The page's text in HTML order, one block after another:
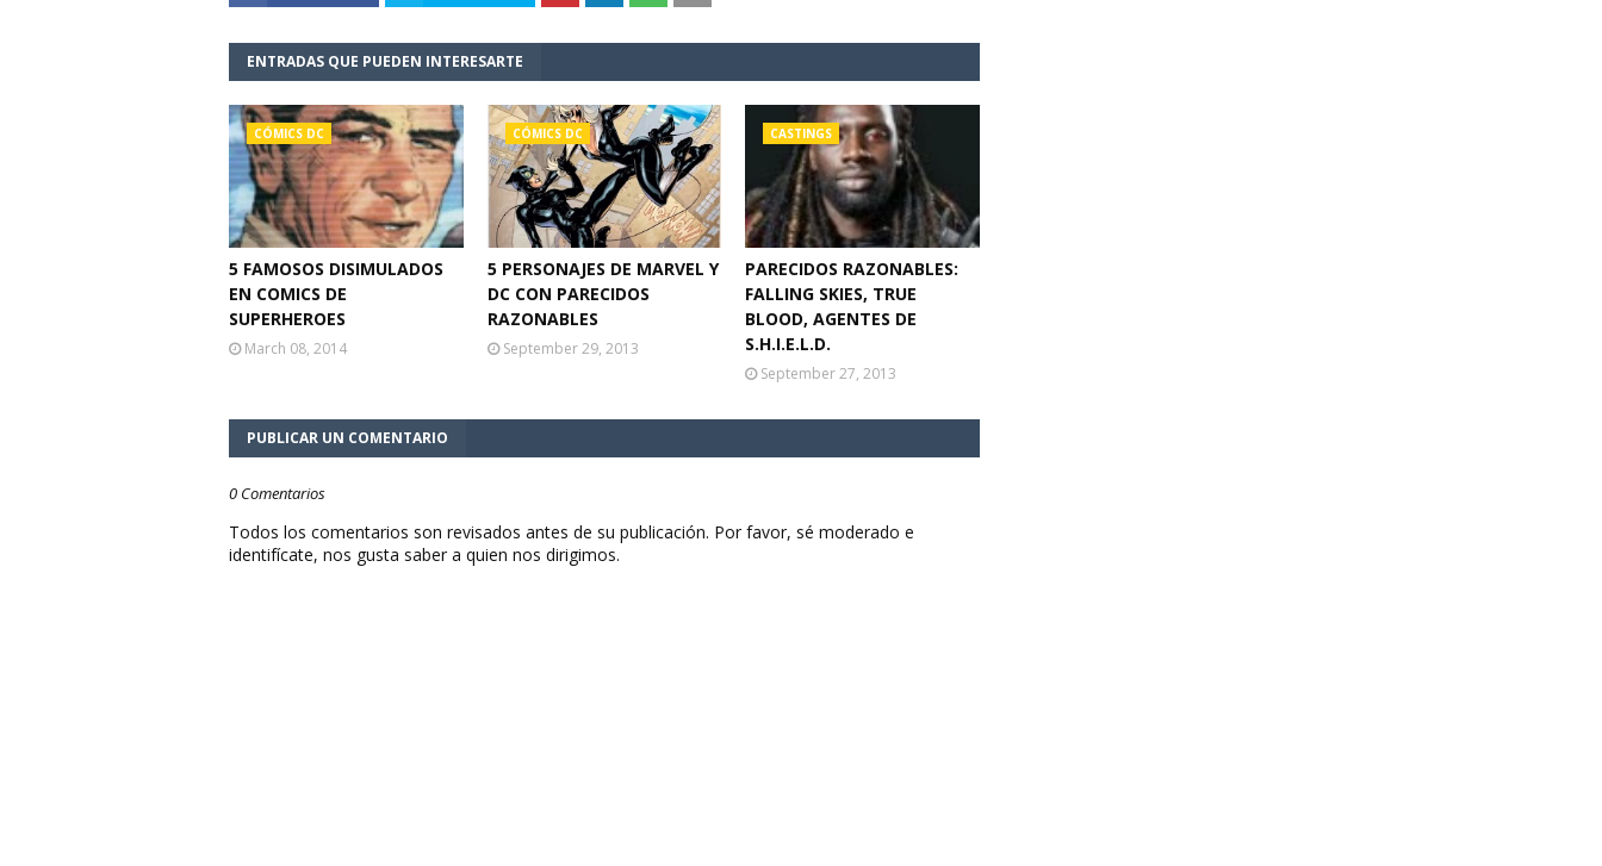
ENTRADAS QUE PUEDEN INTERESARTE
CÓMICS DC
5 FAMOSOS DISIMULADOS
EN COMICS DE
SUPERHEROES
March 08, 2014
CÓMICS DC
5 PERSONAJES DE MARVEL Y
DC CON PARECIDOS
RAZONABLES
September 29, 2013
CASTINGS
PARECIDOS RAZONABLES:
FALLING SKIES, TRUE
BLOOD, AGENTES DE
S.H.I.E.L.D.
September 27, 2013
PUBLICAR UN COMENTARIO
0 Comentarios
Todos los comentarios son revisados antes de su publicación. Por favor, sé moderado e
identifícate, nos gusta saber a quien nos dirigimos.